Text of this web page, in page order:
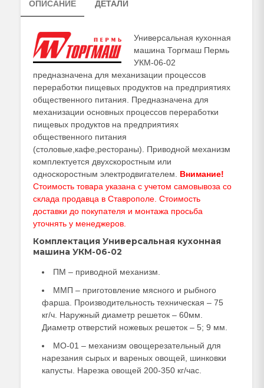
ОПИСАНИЕ ДЕТАЛИ
Универсальная кухонная
машина Торгмаш Пермь
УКМ-06-02
предназначена для механизации процессов
переработки пищевых продуктов на предприятиях
общественного питания. Предназначена для
механизации основных процессов переработки
пищевых продуктов на предприятиях
общественного питания
(столовые,кафе,рестораны). Приводной механизм
комплектуется двухскоростным или
односкоростным электродвигателем. Внимание!
Стоимость товара указана с учетом самовывоза со
склада продавца в Ставрополе. Стоимость
доставки до покупателя и монтажа просьба
уточнять у менеджеров
Комплектация Универсальная кухонная
машина УКМ-06-02
ПМ – приводной механизм.
ММП – приготовление мясного и рыбного
фарша. Производительность техническая – 75
кг/ч. Наружный диаметр решеток – 60мм.
Диаметр отверстий ножевых решеток – 5; 9 мм.
МО-01 – механизм овощерезательный для
нарезания сырых и вареных овощей, шинковки
капусты. Нарезка овощей 200-350 кг/час.